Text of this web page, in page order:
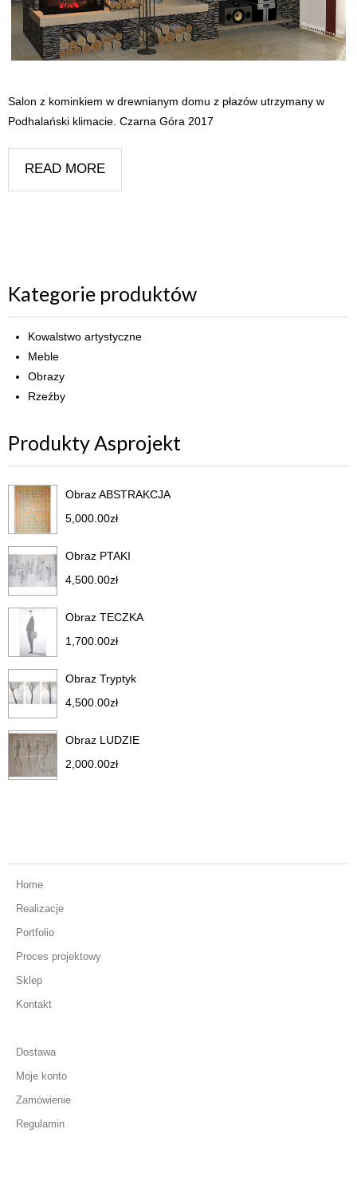
Salon z kominkiem w drewnianym domu z płazów utrzymany w
Podhalański klimacie. Czarna Góra 2017
READ MORE
Kategorie produktów
Kowalstwo artystyczne
Meble
Obrazy
Rzeźby
Produkty Asprojekt
Obraz ABSTRAKCJA
5,000.00zł
Obraz PTAKI
4,500.00zł
Obraz TECZKA
1,700.00zł
Obraz Tryptyk
4,500.00zł
Obraz LUDZIE
2,000.00zł
Home
Realizacje
Portfolio
Proces projektowy
Sklep
Kontakt
Dostawa
Moje konto
Zamówienie
Regulamin